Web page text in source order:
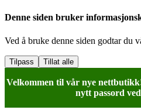
Denne siden bruker
Ved å bruke denne siden godtar du
Tilpass Tillat alle
Velkommen til vår nye
nytt passord